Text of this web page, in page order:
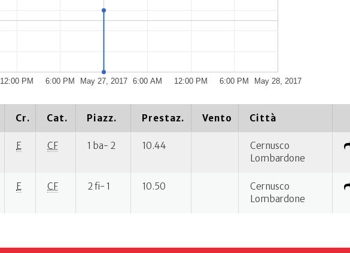
May 27, 2017 May 28, 2017
12:00 PM 6:00 PM 6:00 AM 12:00 PM 6:00 PM
Cr. Cat. Piazz. Prestaz. Vento Città
E CF 1 ba- 2 10.44
Cernusco
Lombardone
E CF 2 fi- 1 10.50
Cernusco
Lombardone